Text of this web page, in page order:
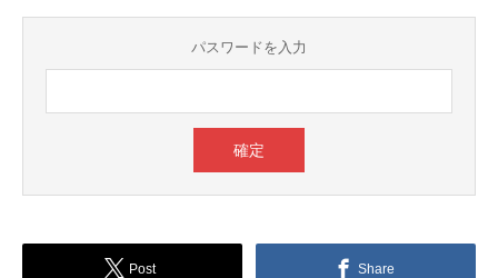
パスワードを入力
Post Share